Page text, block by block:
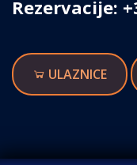
Rezervacije:
ULAZNICE